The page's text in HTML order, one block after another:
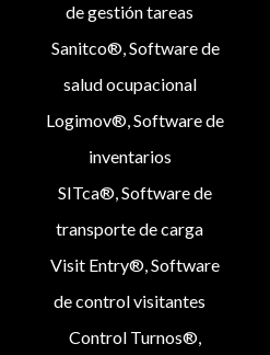
de gestión tareas
Sanitco®, Software de
salud ocupacional
Logimov®, Software de
inventarios
SITca®, Software de
transporte de carga
Visit Entry®, Software
de control visitantes
Control Turnos®,